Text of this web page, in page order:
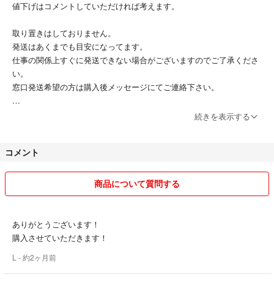
値下げはコメントしていただければ考えます。
取り置きはしておりません。
発送はあくまでも目安になってます。
仕事の関係上すぐに発送できない場合がございますのでご了承くださ
い。
窓口発送希望の方は購入後メッセージにてご連絡下さい。
別のサイトでも出品しているので売り切れる場合がございます。
なっております。
気持ちの良い取り引きを心がけております。
続きを表示する
コメント
商品について質問する
ありがとうございます！
購入させていただきます！
L - 約2ヶ月前